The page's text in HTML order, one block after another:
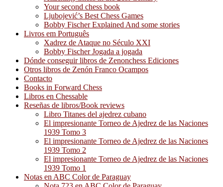
Your second chess book
Ljubojević’s Best Chess Games
Bobby Fischer Explained And some stories
Livros em Português
Xadrez de Ataque no Século XXI
Bobby Fischer Jogada a jogada
Dónde conseguir libros de Zenonchess Ediciones
Otros libros de Zenón Franco Ocampos
Contacto
Books in Forward Chess
Libros en Chessable
Reseñas de libros/Book reviews
Libro Titanes del ajedrez cubano
El impresionante Torneo de Ajedrez de las Naciones
1939 Tomo 3
El impresionante Torneo de Ajedrez de las Naciones
1939 Tomo 2
El impresionante Torneo de Ajedrez de las Naciones
1939 Tomo 1
Notas en ABC Color de Paraguay